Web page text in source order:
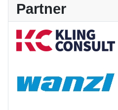
Partner